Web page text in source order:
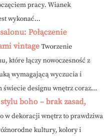
pracy. Wianek
wykonać...
Połączenie
vintage Tworzenie
które łączy nowoczesność z
wymagającą wyczucia i
świecie designu wnętrz coraz...
boho – brak zasad,
w dekoracji wnętrz to prawdziwa
kultury, kolory i